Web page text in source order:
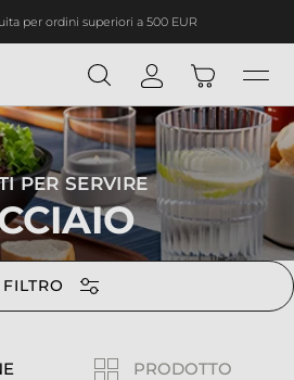
per ordini superiori a 500 EUR
PER SERVIRE
FILTRO
PRODOTTO